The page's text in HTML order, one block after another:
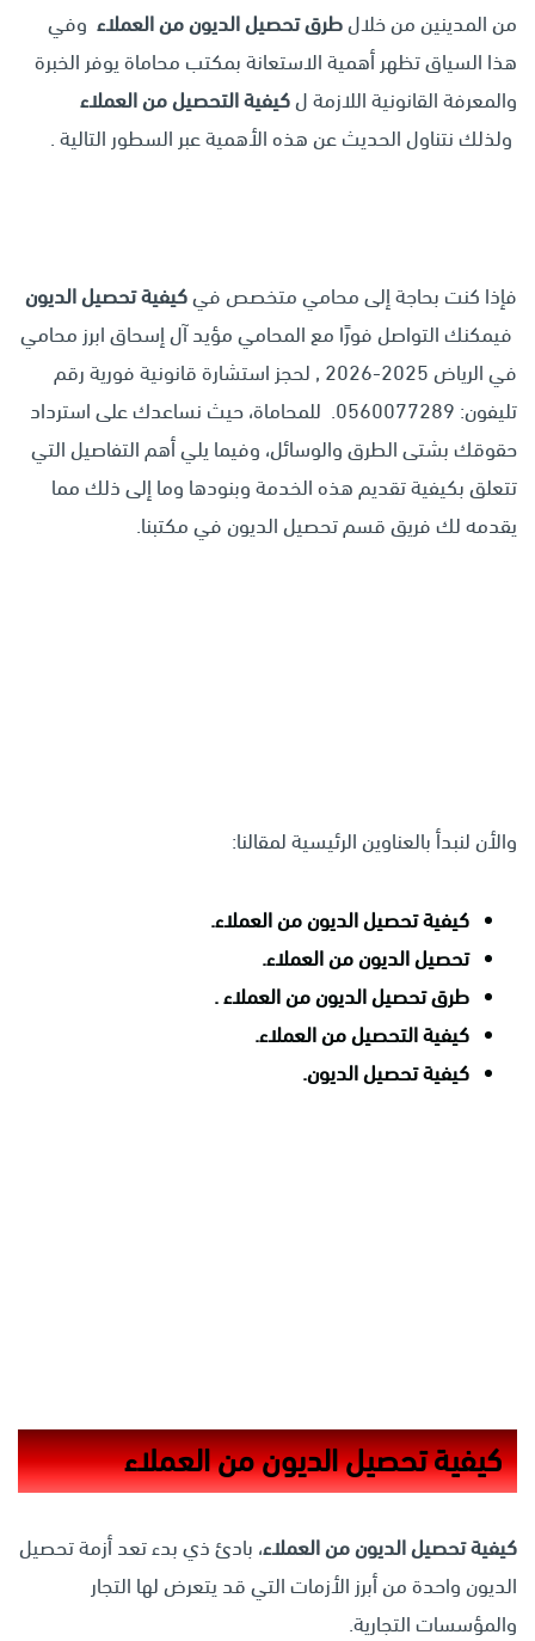
من المدينين من خلالطرق تحصيل الديون من العملاء وفي
هذا السياق تظهر أهمية الاستعانة بمكتب محاماة يوفر الخبرة
والمعرفة القانونية اللازمة لكيفية التحصيل من العملاء
ولذلك نتناول الحديث عن هذه الأهمية عبر السطور التالية .
فإذا كنت بحاجة إلى محامي متخصص فيكيفية تحصيل الديون
فيمكنك التواصل فورًا مع المحامي مؤيد آل إسحاق ابرز محامي
في الرياض 2025-2026 , لحجز استشارة قانونية فورية رقم
تليفون: 0560077289. للمحاماة، حيث نساعدك على استرداد
حقوقك بشتى الطرق والوسائل، وفيما يلي أهم التفاصيل التي
تتعلق بكيفية تقديم هذه الخدمة وبنودها وما إلى ذلك مما
يقدمه لك فريق قسم تحصيل الديون في مكتبنا.
والأن لنبدأ بالعناوين الرئيسية لمقالنا:
كيفية تحصيل الديون من العملاء.
تحصيل الديون من العملاء.
طرق تحصيل الديون من العملاء .
كيفية التحصيل من العملاء.
كيفية تحصيل الديون.
كيفية تحصيل الديون من العملاء
كيفية تحصيل الديون من العملاء، بادئ ذي بدء تعد أزمة تحصيل
الديون واحدة من أبرز الأزمات التي قد يتعرض لها التجار
والمؤسسات التجارية.